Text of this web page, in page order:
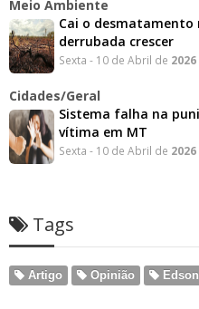
Meio Ambiente
Cai o desmatamento
derrubada crescer
Sexta - 10 de Abril de 2026
Cidades/Geral
Sistema falha na
vítima em MT
Sexta - 10 de Abril de 2026
Tags
Artigo Opinião